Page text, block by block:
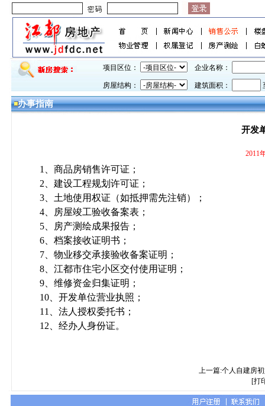
项目区位： 企业名称：
房屋结构： 建筑面积：
办事指南
开发
2011
1、 商品房销售许可证；
2、 建设工程规划许可证；
3、 土地使用权证（如抵押需先注销）；
4、
房屋竣工验收备案表；
5、
房产测绘成果报告；
6、 档案接收证明书；
7、 物业移交承接验收备案证明；
8、 江都市住宅小区交付使用证明；
9、 维修资金归集证明；
10、 开发单位营业执照；
11、 法人授权委托书；
12、 经办人身份证。
上一篇:个人自建房
[打